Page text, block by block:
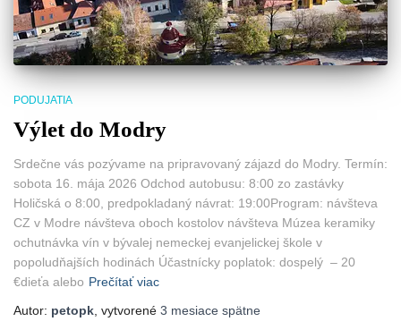
PODUJATIA
Výlet do Modry
Srdečne vás pozývame na pripravovaný zájazd do Modry. Termín:
sobota 16. mája 2026 Odchod autobusu: 8:00 zo zastávky
Holičská o 8:00, predpokladaný návrat: 19:00Program: návšteva
CZ v Modre návšteva oboch kostolov návšteva Múzea keramiky
ochutnávka vín v bývalej nemeckej evanjelickej škole v
popoludňajších hodinách Účastnícky poplatok: dospelý – 20
€dieťa alebo Prečítať viac
Autor: petopk , vytvorené 3 mesiace spätne